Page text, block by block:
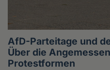
AfD-Parteitage und
Über die
Protestformen